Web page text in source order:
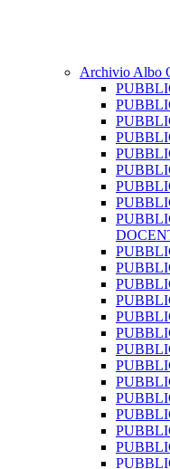
Archivio Albo